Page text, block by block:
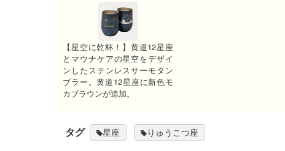
【星空に乾杯！】黄道12星座
とマウナケアの星空をデザイ
ンしたステンレスサーモタン
ブラー。黄道12星座に新色モ
カブラウンが追加。
タグ 星座 りゅうこつ座